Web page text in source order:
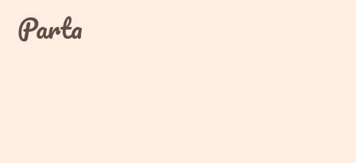
contentParta